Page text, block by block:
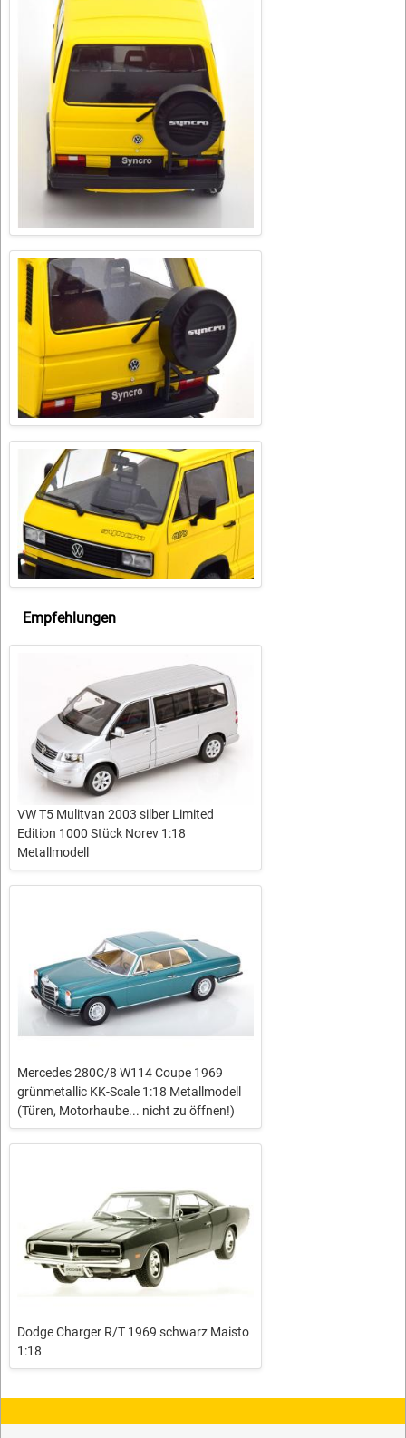
Empfehlungen
VW T5 Mulitvan 2003 silber Limited
Edition 1000 Stück Norev 1:18
Metallmodell
Mercedes 280C/8 W114 Coupe 1969
grünmetallic KK-Scale 1:18 Metallmodell
(Türen, Motorhaube... nicht zu öffnen!)
Dodge Charger R/T 1969 schwarz Maisto
1:18